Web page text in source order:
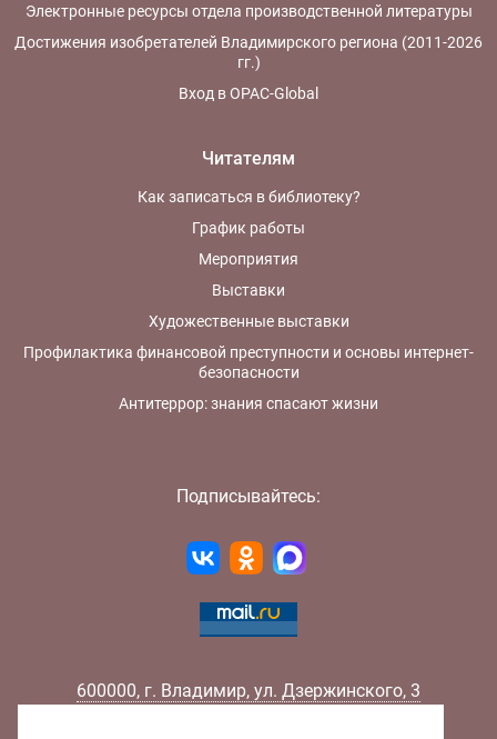
Электронные ресурсы отдела производственной литературы
Достижения изобретателей Владимирского региона (2011-2026
гг.)
Вход в OPAC-Global
Читателям
Как записаться в библиотеку?
График работы
Мероприятия
Выставки
Художественные выставки
Профилактика финансовой преступности и основы интернет-
безопасности
Антитеррор: знания спасают жизни
Подписывайтесь:
600000, г. Владимир, ул. Дзержинского, 3